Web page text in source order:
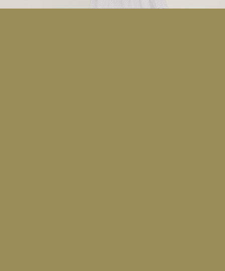
ÇEREZLERLE ILGILI DAHA DETAYLI BILGIYE ÇEREZ AYDINLATMA